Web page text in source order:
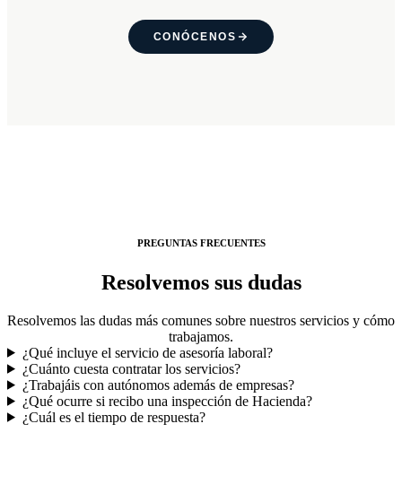
CONÓCENOS
PREGUNTAS FRECUENTES
Resolvemos sus dudas
Resolvemos las dudas más comunes sobre nuestros servicios y cómo
trabajamos.
¿Qué incluye el servicio de asesoría laboral?
¿Cuánto cuesta contratar los servicios?
¿Trabajáis con autónomos además de empresas?
¿Qué ocurre si recibo una inspección de Hacienda?
¿Cuál es el tiempo de respuesta?